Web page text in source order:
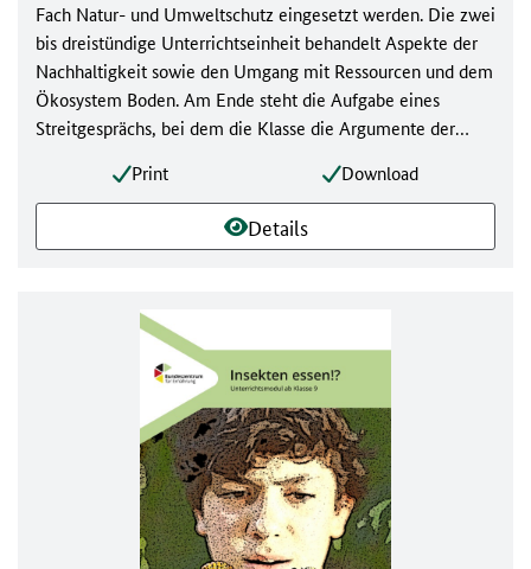
Fach Natur- und Umweltschutz eingesetzt werden. Die zwei
bis dreistündige Unterrichtseinheit behandelt Aspekte der
Nachhaltigkeit sowie den Umgang mit Ressourcen und dem
Ökosystem Boden. Am Ende steht die Aufgabe eines
Streitgesprächs, bei dem die Klasse die Argumente der
gegenüberstellt. Daher kann dieser Baustein ebenfalls gut
im Unterrichtsfach Deutsch eingesetzt werden.
Print Download
Details